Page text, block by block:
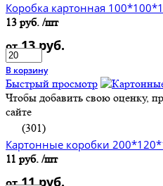
Коробка картонная
13 руб. /шт
от13 руб.
В корзину
Быстрый просмотр
Чтобы добавить свою оценку,
сайте
(301)
Картонные коробки
11 руб. /шт
от11 руб.